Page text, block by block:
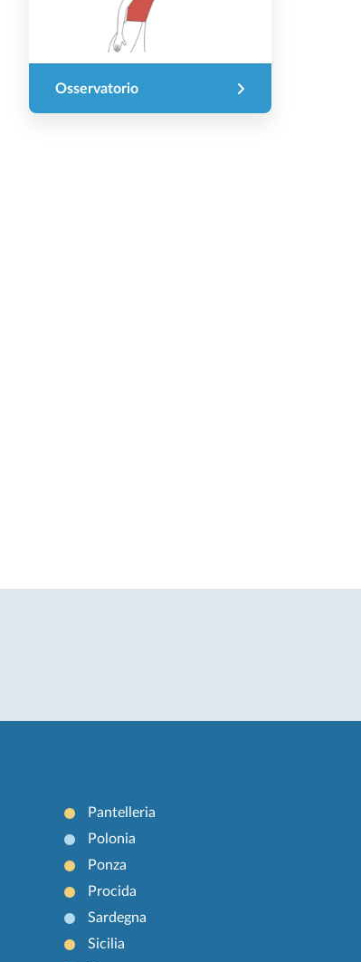
Osservatorio
Pantelleria
Polonia
Ponza
Procida
Sardegna
Sicilia